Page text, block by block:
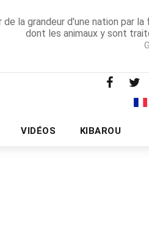
de la grandeur d'une nation par la
dont les animaux y sont
VIDÉOS KIBAROU